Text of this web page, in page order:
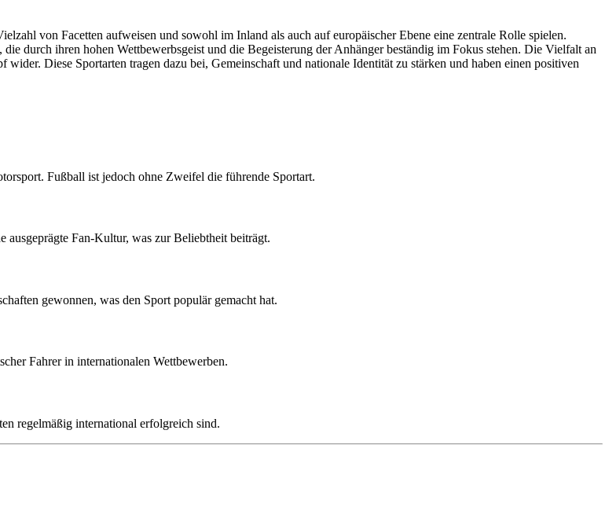
von Facetten aufweisen und sowohl im Inland als auch auf europäischer Ebene eine zentrale Rolle spielen.
durch ihren hohen Wettbewerbsgeist und die Begeisterung der Anhänger beständig im Fokus stehen. Die Vielfalt an
Diese Sportarten tragen dazu bei, Gemeinschaft und nationale Identität zu stärken und haben einen positiven
Fußball ist jedoch ohne Zweifel die führende Sportart.
Fan-Kultur, was zur Beliebtheit beiträgt.
gewonnen, was den Sport populär gemacht hat.
Fahrer in internationalen Wettbewerben.
regelmäßig international erfolgreich sind.